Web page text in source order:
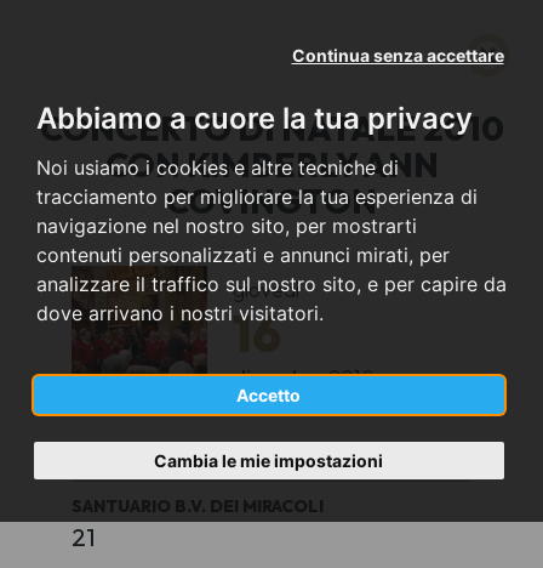
Abbiamo a cuore la tua privacy
Noi usiamo i cookies e altre tecniche di
tracciamento per migliorare la tua esperienza di
navigazione nel nostro sito, per mostrarti
contenuti personalizzati e annunci mirati, per
analizzare il traffico sul nostro sito, e per capire da
dove arrivano i nostri visitatori.
Accetto
Continua senza accettare
Cambia le mie impostazioni
CONCERTO DI NATALE 2010
CON KIMBERLY ANN
COVINGTON
giovedì
16
dicembre2010
Saronno (VA)
SANTUARIO B.V. DEI MIRACOLI
21